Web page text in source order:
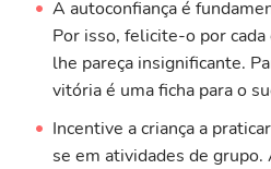
A autoconfiança é
Por isso, felicite-o por
lhe pareça insignificante.
vitória é uma ficha para o
Incentive a criança a
se em atividades de grupo.